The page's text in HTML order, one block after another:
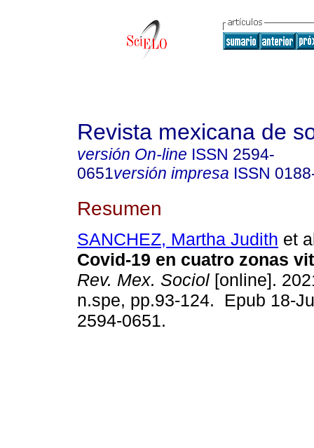
Revista mexicana de
versión On-line ISSN 2594-
0651versión impresa ISSN
Resumen
SANCHEZ, Martha Judith et
Covid-19 en cuatro zonas
Rev. Mex. Sociol [online].
n.spe, pp.93-124. Epub 18-
2594-0651.